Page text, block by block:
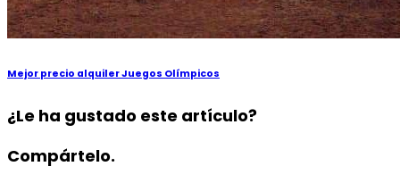
Mejor precio alquiler Juegos Olímpicos
¿Le ha gustado este artículo?
Compártelo.